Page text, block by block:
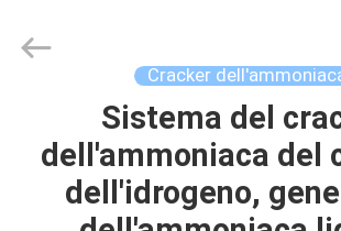
PRODOTTI
Technology
Cracker
Sistema del
dell'ammoniaca del
dell'idrogeno,